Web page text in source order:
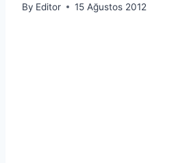
By Editor 15 Ağustos 2012